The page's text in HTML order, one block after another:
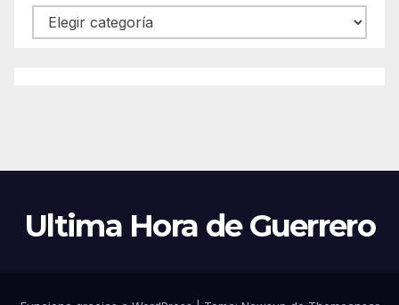
Categorías
Ultima Hora de Guerrero